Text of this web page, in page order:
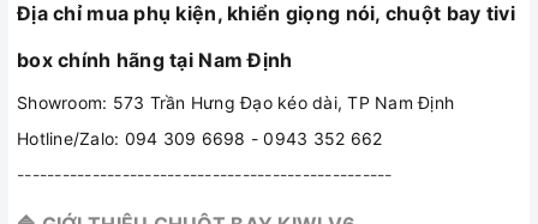
Địa chỉ mua phụ kiện, khiển giọng nói, chuột bay tivi
box chính hãng tại Nam Định
Showroom: 573 Trần Hưng Đạo kéo dài, TP Nam Định
Hotline/Zalo: 094 309 6698 - 0943 352 662
--------------------------------------------------